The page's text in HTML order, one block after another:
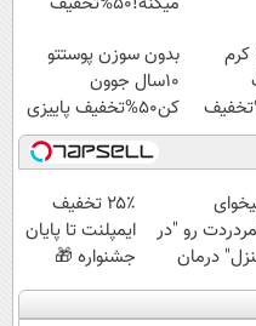
بدون سوزن پوستتو
10سال جوون
کن50%تخفیف پاییزی
رو "در
درمان
(◂فیلم +
۲۵٪ تخفیف
ایمپلنت تا پایان
جشنواره 🎁